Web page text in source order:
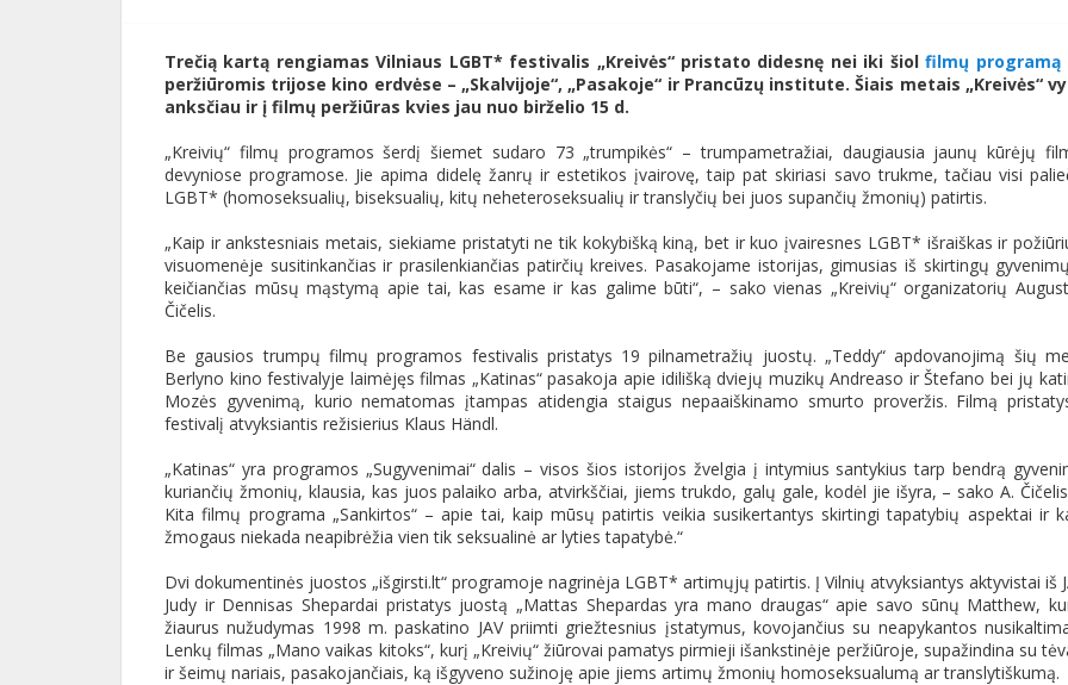
Trečią kartą rengiamas Vilniaus LGBT* festivalis „Kreivės“ pristato didesnę nei iki šiolfilmų programą
peržiūromis trijose kino erdvėse – „Skalvijoje“, „Pasakoje“ ir Prancūzų institute. Šiais metais „Kreivės“
anksčiau ir į filmų peržiūras kvies jau nuo birželio 15 d.
„Kreivių“ filmų programos šerdį šiemet sudaro 73 „trumpikės“ – trumpametražiai, daugiausia jaunų kūrėjų
devyniose programose. Jie apima didelę žanrų ir estetikos įvairovę, taip pat skiriasi savo trukme, tačiau visi
LGBT* (homoseksualių, biseksualių, kitų neheteroseksualių ir translyčių bei juos supančių žmonių) patirtis.
„Kaip ir ankstesniais metais, siekiame pristatyti ne tik kokybišką kiną, bet ir kuo įvairesnes LGBT* išraiškas ir
visuomenėje susitinkančias ir prasilenkiančias patirčių kreives. Pasakojame istorijas, gimusias iš skirtingų
keičiančias mūsų mąstymą apie tai, kas esame ir kas galime būti“, – sako vienas „Kreivių“ organizatorių
Čičelis.
Be gausios trumpų filmų programos festivalis pristatys 19 pilnametražių juostų. „Teddy“ apdovanojimą šių
Berlyno kino festivalyje laimėjęs filmas „Katinas“ pasakoja apie idilišką dviejų muzikų Andreaso ir Štefano bei jų
Mozės gyvenimą, kurio nematomas įtampas atidengia staigus nepaaiškinamo smurto proveržis. Filmą
festivalį atvyksiantis režisierius Klaus Händl.
„Katinas“ yra programos „Sugyvenimai“ dalis – visos šios istorijos žvelgia į intymius santykius tarp bendrą
kuriančių žmonių, klausia, kas juos palaiko arba, atvirkščiai, jiems trukdo, galų gale, kodėl jie išyra, – sako A.
Kita filmų programa „Sankirtos“ – apie tai, kaip mūsų patirtis veikia susikertantys skirtingi tapatybių aspektai ir
žmogaus niekada neapibrėžia vien tik seksualinė ar lyties tapatybė.“
Dvi dokumentinės juostos „išgirsti.lt“ programoje nagrinėja LGBT* artimųjų patirtis. Į Vilnių atvyksiantys aktyvistai iš
Judy ir Dennisas Shepardai pristatys juostą „Mattas Shepardas yra mano draugas“ apie savo sūnų Matthew,
žiaurus nužudymas 1998 m. paskatino JAV priimti griežtesnius įstatymus, kovojančius su neapykantos
Lenkų filmas „Mano vaikas kitoks“, kurį „Kreivių“ žiūrovai pamatys pirmieji išankstinėje peržiūroje, supažindina su
ir šeimų nariais, pasakojančiais, ką išgyveno sužinoję apie jiems artimų žmonių homoseksualumą ar translytiškumą.